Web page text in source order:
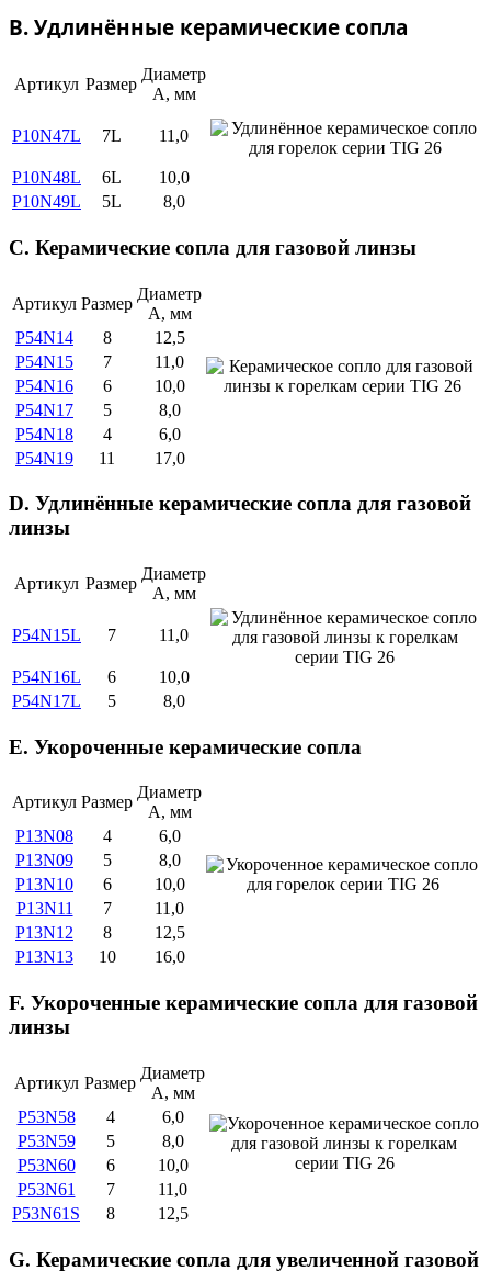
B. Удлинённые керамические сопла
Артикул Размер
Диаметр
А, мм
P10N47L 7L 11,0
P10N48L 6L
10,0
P10N49L
5L 8,0
C. Керамические сопла для газовой линзы
Артикул Размер
Диаметр
А, мм
P54N14
8
12,5
P54N15
7
11,0
P54N16
6
10,0
P54N17
5
8,0
P54N18
4
6,0
P54N19
11 17,0
D. Удлинённые керамические сопла для газовой
линзы
Артикул Размер
Диаметр
А, мм
P54N15L 7 11,0
P54N16L 6
10,0
P54N17L
5 8,0
E. Укороченные керамические сопла
Артикул Размер
Диаметр
А, мм
P13N08
4
6,0
P13N09
5
8,0
P13N10
6
10,0
P13N11
7
11,0
P13N12
8
12,5
P13N13
10 16,0
F. Укороченные керамические сопла для газовой
линзы
Артикул Размер
Диаметр
А, мм
P53N58
4
6,0
P53N59
5
8,0
P53N60
6
10,0
P53N61
7
11,0
P53N61S
8 12,5
G. Керамические сопла для увеличенной газовой